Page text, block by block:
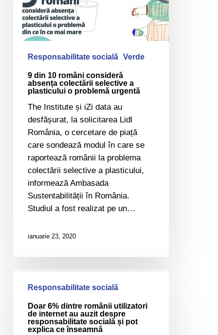
absența
colectării
selective
plasticului
problemă
urgentă
Responsabilitate socială Verde
9 din 10 români consideră
absența colectării selective a
plasticului o problemă urgentă
The Institute și iZi data au
desfășurat, la solicitarea Lidl
România, o cercetare de piață
care sondează modul în care se
raportează românii la problema
colectării selective a plasticului,
informează Ambasada
Sustentabilității în România.
Studiul a fost realizat pe un…
ianuarie 23, 2020
românii
utilizatori
Responsabilitate socială
Doar 6% dintre românii utilizatori
de internet au auzit despre
responsabilitate socială și pot
explica ce înseamnă